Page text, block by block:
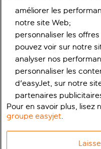
améliorer les
notre site Web;
personnaliser les
pouvez voir sur notre
analyser nos
personnaliser les
d'easyJet, sur notre
partenaires
Pour en savoir plus, lisez
groupe easyjet.